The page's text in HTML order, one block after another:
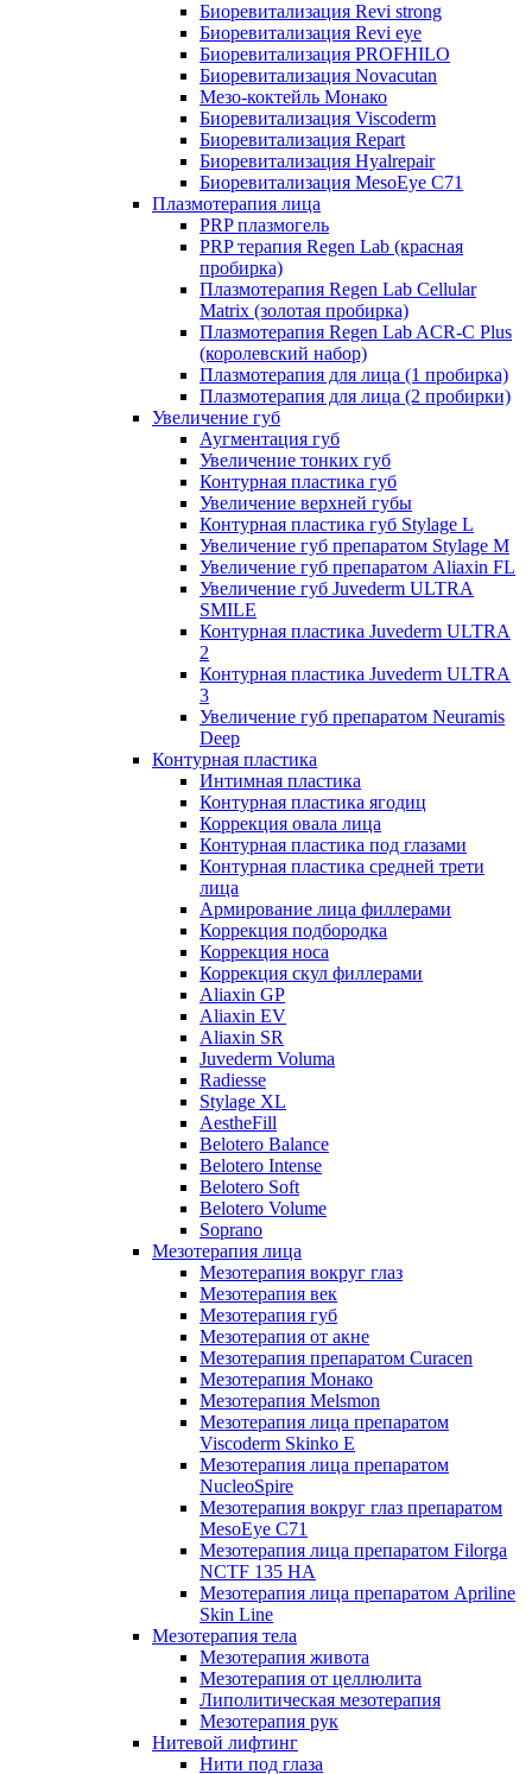
Биоревитализация Revi strong
Биоревитализация Revi eye
Биоревитализация PROFHILO
Биоревитализация Novacutan
Мезо-коктейль Монако
Биоревитализация Viscoderm
Биоревитализация Repart
Биоревитализация Hyalrepair
Биоревитализация MesoEye C71
Плазмотерапия лица
PRP плазмогель
PRP терапия Regen Lab (красная
пробирка)
Плазмотерапия Regen Lab Cellular
Matrix (золотая пробирка)
Плазмотерапия Regen Lab ACR-C Plus
(королевский набор)
Плазмотерапия для лица (1 пробирка)
Плазмотерапия для лица (2 пробирки)
Увеличение губ
Аугментация губ
Увеличение тонких губ
Контурная пластика губ
Увеличение верхней губы
Контурная пластика губ Stylage L
Увеличение губ препаратом Stylage M
Увеличение губ препаратом Aliaxin FL
Увеличение губ Juvederm ULTRA
SMILE
Контурная пластика Juvederm ULTRA
2
Контурная пластика Juvederm ULTRA
3
Увеличение губ препаратом Neuramis
Deep
Контурная пластика
Интимная пластика
Контурная пластика ягодиц
Коррекция овала лица
Контурная пластика под глазами
Контурная пластика средней трети
лица
Армирование лица филлерами
Коррекция подбородка
Коррекция носа
Коррекция скул филлерами
Aliaxin GP
Aliaxin EV
Aliaxin SR
Juvederm Voluma
Radiesse
Stylage XL
AestheFill
Belotero Balance
Belotero Intense
Belotero Soft
Belotero Volume
Soprano
Мезотерапия лица
Мезотерапия вокруг глаз
Мезотерапия век
Мезотерапия губ
Мезотерапия от акне
Мезотерапия препаратом Curacen
Мезотерапия Монако
Мезотерапия Melsmon
Мезотерапия лица препаратом
Viscoderm Skinko E
Мезотерапия лица препаратом
NucleoSpire
Мезотерапия вокруг глаз препаратом
MesoEye С71
Мезотерапия лица препаратом Filorga
NCTF 135 HA
Мезотерапия лица препаратом Apriline
Skin Line
Мезотерапия тела
Мезотерапия живота
Мезотерапия от целлюлита
Липолитическая мезотерапия
Мезотерапия рук
Нитевой лифтинг
Нити под глаза